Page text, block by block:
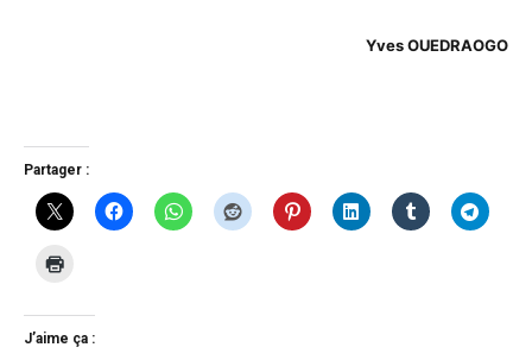
Yves OUEDRAOGO
Partager :
J’aime ça :